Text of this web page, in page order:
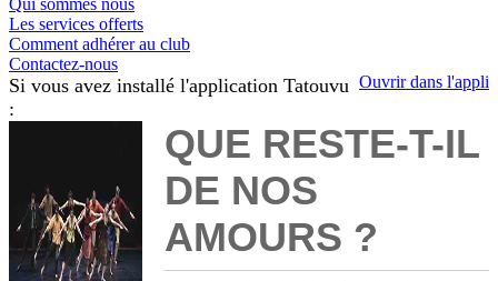
Qui sommes nous
Les services offerts
Comment adhérer au club
Contactez-nous
Ouvrir dans l'appli
Si vous avez installé l'application Tatouvu
:
QUE RESTE-T-IL
DE NOS
AMOURS ?